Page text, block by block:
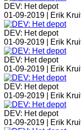
DEV: Het depot
01-09-2019 |
Erik
DEV: Het depot
01-09-2019 |
Erik
DEV: Het depot
01-09-2019 |
Erik
DEV: Het depot
01-09-2019 |
Erik
DEV: Het depot
01-09-2019 |
Erik